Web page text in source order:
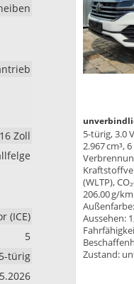
16 Zoll
(ICE)
5
5-türig
5-türig, 3.0
2.967 cm³,
(WLTP),
206.00 g/km
Aussehen:
Zustand: